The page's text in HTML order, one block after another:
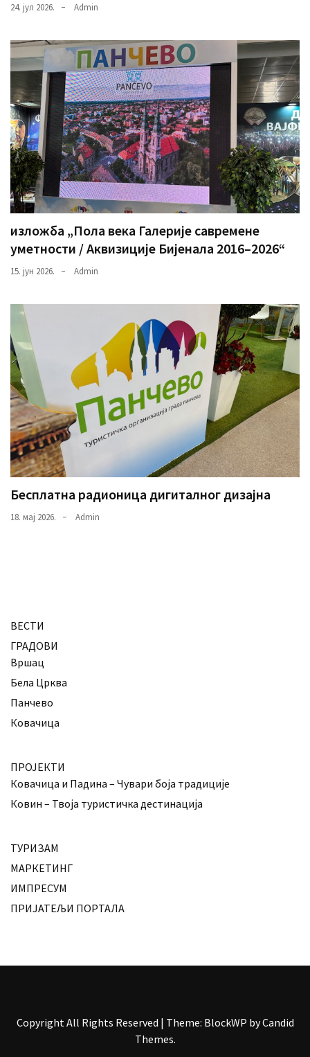
24. јул 2026. Admin
изложба „Пола века Галерије савремене
уметности / Аквизиције Бијенала 2016–2026“
15. јун 2026. Admin
Бесплатна радионица дигиталног дизајна
18. мај 2026. Admin
ВЕСТИ
ГРАДОВИ
Вршац
Бела Црква
Панчево
Ковачица
ПРОЈЕКТИ
Ковачица и Падина – Чувари боја традиције
Ковин – Твоја туристичка дестинација
ТУРИЗАМ
МАРКЕТИНГ
ИМПРЕСУМ
ПРИЈАТЕЉИ ПОРТАЛА
Copyright All Rights Reserved | Theme: BlockWP byCandid
Themes.